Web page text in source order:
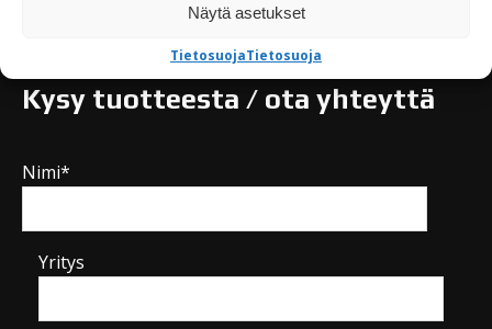
Näytä asetukset
TietosuojaTietosuoja
Kysy tuotteesta / ota yhteyttä
Nimi*
Yritys